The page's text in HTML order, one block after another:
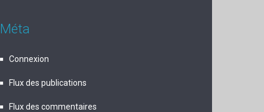
Méta
Connexion
Flux des publications
Flux des commentaires